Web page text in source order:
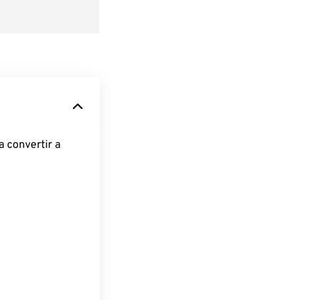
convertir a